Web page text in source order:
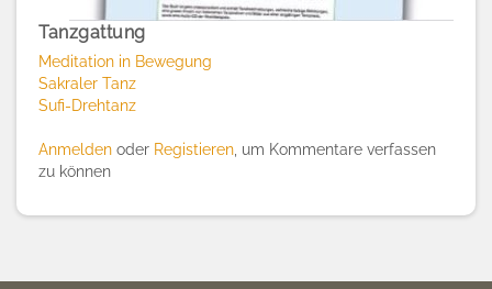
Tanzgattung
Meditation in Bewegung
Sakraler Tanz
Sufi-Drehtanz
Anmelden oder Registieren , um Kommentare verfassen
zu können